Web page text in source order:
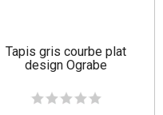
Tapis gris courbe plat
design Ograbe